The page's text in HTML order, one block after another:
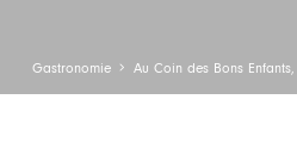
Gastronomie Au Coin des Bons